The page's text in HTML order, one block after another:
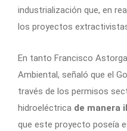
industrialización que, en
los proyectos
En tanto Francisco
Ambiental, señaló que el
través de los permisos
hidroeléctrica de manera
que este proyecto poseía